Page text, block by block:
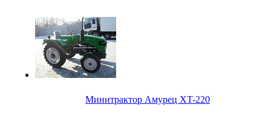
Минитрактор Амурец XT-220